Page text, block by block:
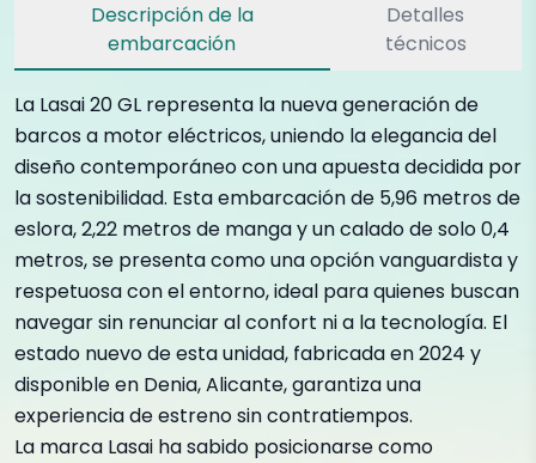
Descripción de la
embarcación
Detalles
técnicos
La Lasai 20 GL representa la nueva generación de
barcos a motor eléctricos, uniendo la elegancia del
diseño contemporáneo con una apuesta decidida por
la sostenibilidad. Esta embarcación de 5,96 metros de
eslora, 2,22 metros de manga y un calado de solo 0,4
metros, se presenta como una opción vanguardista y
respetuosa con el entorno, ideal para quienes buscan
navegar sin renunciar al confort ni a la tecnología. El
estado nuevo de esta unidad, fabricada en 2024 y
disponible en Denia, Alicante, garantiza una
experiencia de estreno sin contratiempos.
La marca Lasai ha sabido posicionarse como